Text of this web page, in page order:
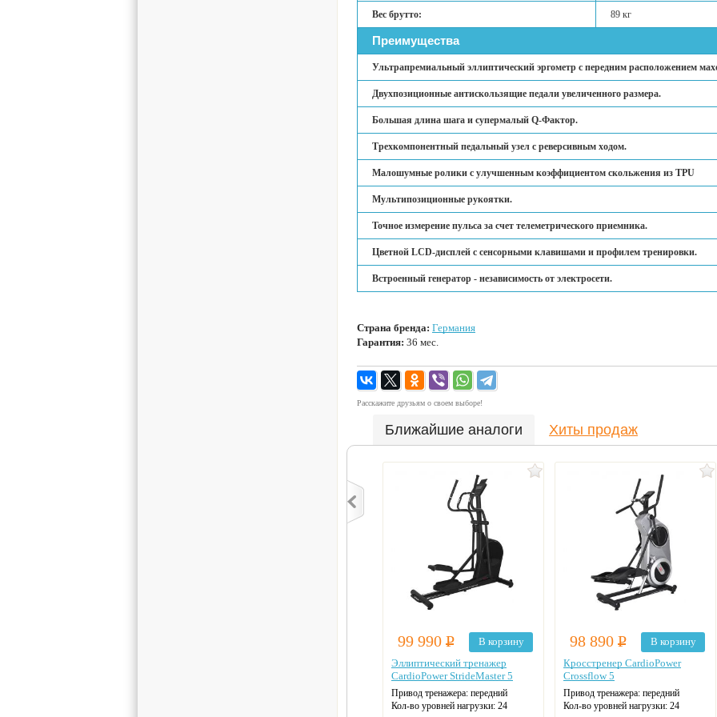
Вес брутто: 89 кг
Преимущества
Ультрапремиальный эллиптический эргометр с передним расположением
Двухпозиционные антискользящие педали увеличенного размера.
Большая длина шага и супермалый Q-Фактор.
Трехкомпонентный педальный узел с реверсивным ходом.
Малошумные ролики с улучшенным коэффициентом скольжения из TPU
Мультипозиционные рукоятки.
Точное измерение пульса за счет телеметрического приемника.
Цветной LCD-дисплей с сенсорными клавишами и профилем тренировки.
Встроенный генератор - независимость от электросети.
Страна бренда: Германия
Гарантия: 36 мес.
Расскажите друзьям о своем выборе!
Ближайшие аналоги Хиты продаж
99 990 Р
В корзину
Эллиптический тренажер
CardioPower StrideMaster 5
Привод тренажера: передний
Кол-во уровней нагрузки: 24
98 890 Р
В корзину
Кросстренер CardioPower
Crossflow 5
Привод тренажера: передний
Кол-во уровней нагрузки: 24